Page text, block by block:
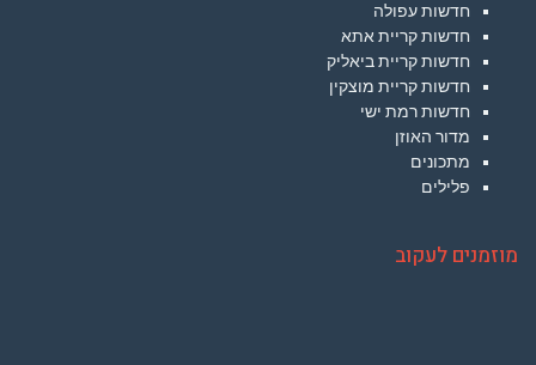
חדשות עפולה
חדשות קריית אתא
חדשות קריית ביאליק
חדשות קריית מוצקין
חדשות רמת ישי
מדור האוזן
מתכונים
פלילים
מוזמנים לעקוב